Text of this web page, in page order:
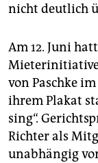
nicht deutlich
Am 12. Juni
von Paschke
ihrem Plakat
sing“.
Richter als
unabhängig